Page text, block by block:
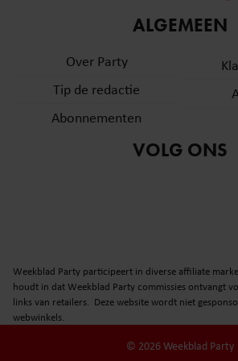
partners voor social media, adverteren
informatie die u aan ze heeft verstrekt
verzameld op basis van uw gebruik
gebruiken.
ALGEMEEN
Over Party
Tip de redactie
Abonnementen
VOLG ONS
Weekblad Party participeert in diverse affiliate
houdt in dat Weekblad Party commissies ontvangt
links van retailers. Deze website wordt niet
webwinkels.
© 2026 Weekblad Party